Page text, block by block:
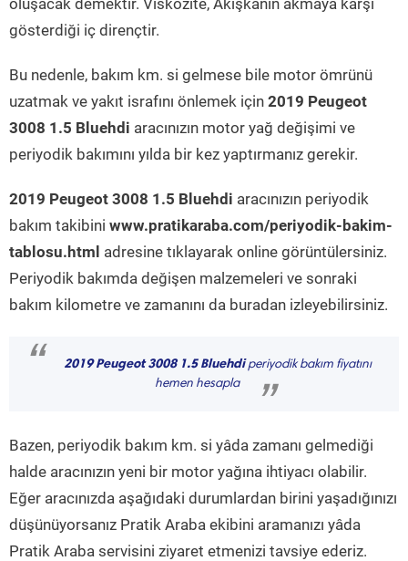
oluşacak demektir. Viskozite, Akışkanın akmaya karşı
gösterdiği iç dirençtir.
Bu nedenle, bakım km. si gelmese bile motor ömrünü
uzatmak ve yakıt israfını önlemek için 2019 Peugeot
3008 1.5 Bluehdi aracınızın motor yağ değişimi ve
periyodik bakımını yılda bir kez yaptırmanız gerekir.
2019 Peugeot 3008 1.5 Bluehdi aracınızın periyodik
bakım takibini www.pratikaraba.com/periyodik-bakim-
tablosu.html adresine tıklayarak online görüntülersiniz.
Periyodik bakımda değişen malzemeleri ve sonraki
bakım kilometre ve zamanını da buradan izleyebilirsiniz.
“ 2019 Peugeot 3008 1.5 Bluehdiperiyodik bakım fiyatını
hemen hesapla
”
Bazen, periyodik bakım km. si yâda zamanı gelmediği
halde aracınızın yeni bir motor yağına ihtiyacı olabilir.
Eğer aracınızda aşağıdaki durumlardan birini yaşadığınızı
düşünüyorsanız Pratik Araba ekibini aramanızı yâda
Pratik Araba servisini ziyaret etmenizi tavsiye ederiz.